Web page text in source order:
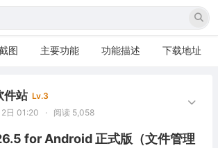
图 主要功能 功能描述 下载地址
件站 Lv.3
日 01:20
· 阅读 5,058
for Android 正式版（文件管理